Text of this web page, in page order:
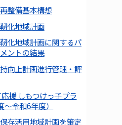
整備基本構想
化地域計画
化地域計画に関するパ
ントの結果
向上計画進行管理・評
援 しもつけっ子プラ
令和6年度）
存活用地域計画を策定